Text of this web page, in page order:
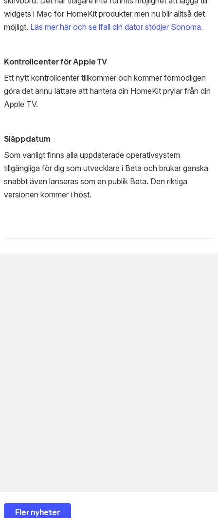
widgets i Mac för HomeKit produkter men nu blir alltså det
möjligt. Läs mer här och se ifall din dator stödjer Sonoma.
Kontrollcenter för Apple TV
Ett nytt kontrollcenter tillkommer och kommer förmodligen
göra det ännu lättare att hantera din HomeKit prylar från din
Apple TV.
Släppdatum
Som vanligt finns alla uppdaterade operativsystem
tillgängliga för dig som utvecklare i Beta och brukar ganska
snabbt även lanseras som en publik Beta. Den riktiga
versionen kommer i höst.
Fler nyheter